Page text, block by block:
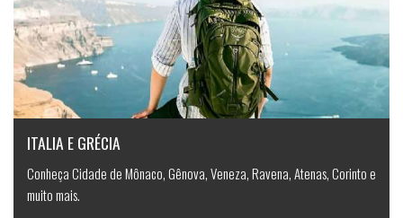
ITALIA E GRÉCIA
Conheça Cidade de Mônaco, Gênova, Veneza, Ravena, Atenas, Corinto e
muito mais.